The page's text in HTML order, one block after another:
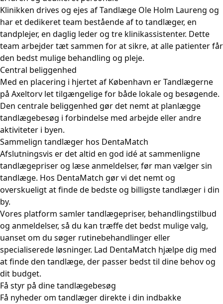
Klinikken drives og ejes af Tandlæge Ole Holm Laureng og
har et dedikeret team bestående af to tandlæger, en
tandplejer, en daglig leder og tre klinikassistenter. Dette
team arbejder tæt sammen for at sikre, at alle patienter får
den bedst mulige behandling og pleje.
Central beliggenhed
Med en placering i hjertet af København er Tandlægerne
på Axeltorv let tilgængelige for både lokale og besøgende.
Den centrale beliggenhed gør det nemt at planlægge
tandlægebesøg i forbindelse med arbejde eller andre
aktiviteter i byen.
Sammelign tandlæger hos DentaMatch
Afslutningsvis er det altid en god idé at sammenligne
tandlægepriser og læse anmeldelser, før man vælger sin
tandlæge. Hos DentaMatch gør vi det nemt og
overskueligt at finde de bedste og billigste tandlæger i din
by.
Vores platform samler tandlægepriser, behandlingstilbud
og anmeldelser, så du kan træffe det bedst mulige valg,
uanset om du søger rutinebehandlinger eller
specialiserede løsninger. Lad DentaMatch hjælpe dig med
at finde den tandlæge, der passer bedst til dine behov og
dit budget.
Få styr på dine tandlægebesøg
Få nyheder om tandlæger direkte i din indbakke